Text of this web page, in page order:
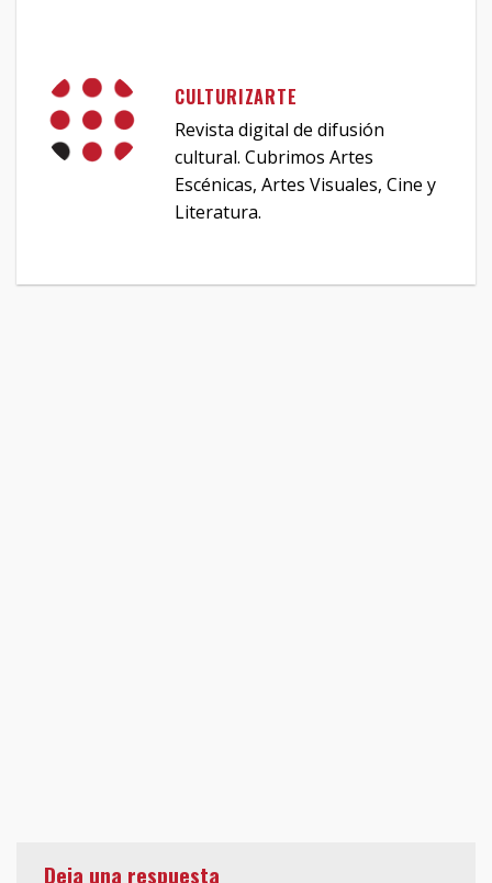
CULTURIZARTE
Revista digital de difusión
cultural. Cubrimos Artes
Escénicas, Artes Visuales, Cine y
Literatura.
Deja una respuesta